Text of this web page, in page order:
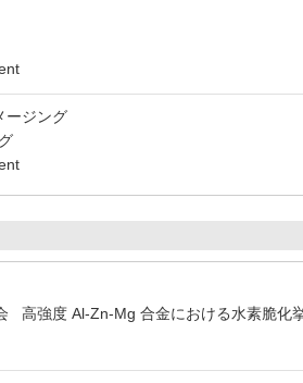
ージング
高強度 Al-Zn-Mg 合金における水素脆化